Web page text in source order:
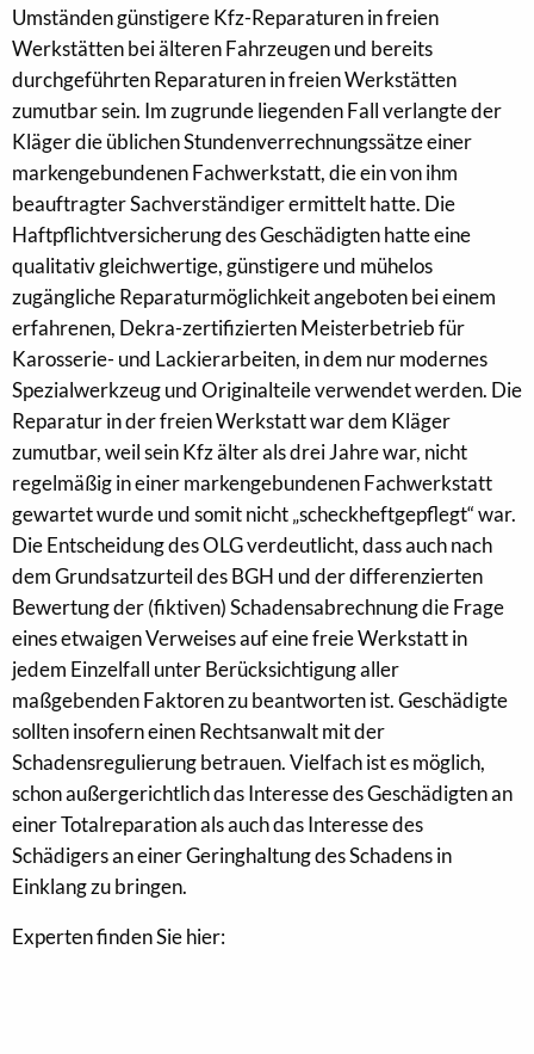
Umständen günstigere Kfz-Reparaturen in freien
Werkstätten bei älteren Fahrzeugen und bereits
durchgeführten Reparaturen in freien Werkstätten
zumutbar sein. Im zugrunde liegenden Fall verlangte der
Kläger die üblichen Stundenverrechnungssätze einer
markengebundenen Fachwerkstatt, die ein von ihm
beauftragter Sachverständiger ermittelt hatte. Die
Haftpflichtversicherung des Geschädigten hatte eine
qualitativ gleichwertige, günstigere und mühelos
zugängliche Reparaturmöglichkeit angeboten bei einem
erfahrenen, Dekra-zertifizierten Meisterbetrieb für
Karosserie- und Lackierarbeiten, in dem nur modernes
Spezialwerkzeug und Originalteile verwendet werden. Die
Reparatur in der freien Werkstatt war dem Kläger
zumutbar, weil sein Kfz älter als drei Jahre war, nicht
regelmäßig in einer markengebundenen Fachwerkstatt
gewartet wurde und somit nicht „scheckheftgepflegt“ war.
Die Entscheidung des OLG verdeutlicht, dass auch nach
dem Grundsatzurteil des BGH und der differenzierten
Bewertung der (fiktiven) Schadensabrechnung die Frage
eines etwaigen Verweises auf eine freie Werkstatt in
jedem Einzelfall unter Berücksichtigung aller
maßgebenden Faktoren zu beantworten ist. Geschädigte
sollten insofern einen Rechtsanwalt mit der
Schadensregulierung betrauen. Vielfach ist es möglich,
schon außergerichtlich das Interesse des Geschädigten an
einer Totalreparation als auch das Interesse des
Schädigers an einer Geringhaltung des Schadens in
Einklang zu bringen.
Experten finden Sie hier: